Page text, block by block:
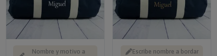
Nombre y motivo a
Escribe nombre a bordar